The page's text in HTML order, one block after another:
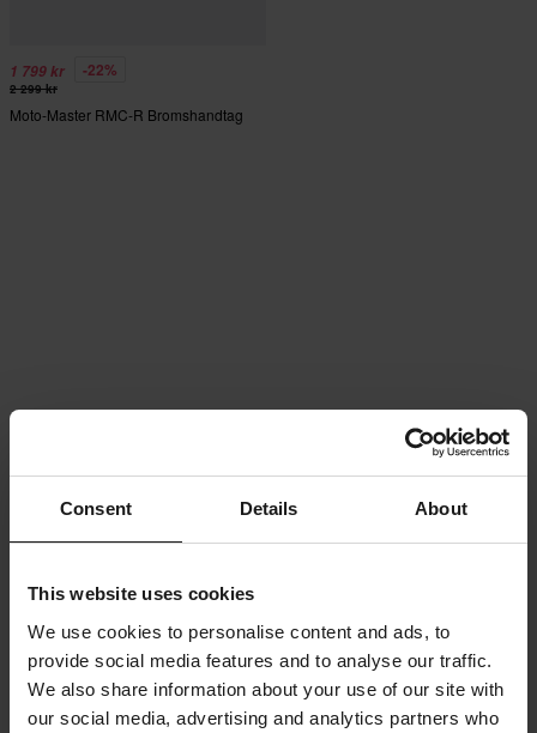
Consent Details About
This website uses cookies
We use cookies to personalise content and ads, to
provide social media features and to analyse our traffic.
We also share information about your use of our site with
our social media, advertising and analytics partners who
1 799 kr -22%
2 299 kr
Moto-Master RMC-R Bromshandtag